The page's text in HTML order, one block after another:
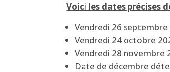
Voici les dates précises
Vendredi 26 septembre
Vendredi 24 octobre
Vendredi 28 novembre
Date de décembre